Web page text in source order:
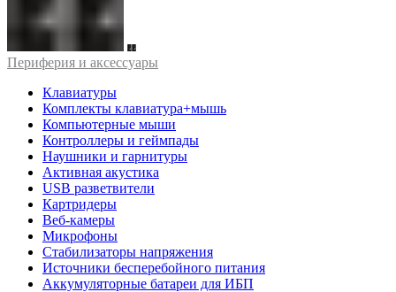
Периферия и аксессуары
Клавиатуры
Комплекты клавиатура+мышь
Компьютерные мыши
Контроллеры и геймпады
Наушники и гарнитуры
Активная акустика
USB разветвители
Картридеры
Веб-камеры
Микрофоны
Стабилизаторы напряжения
Источники бесперебойного питания
Аккумуляторные батареи для ИБП